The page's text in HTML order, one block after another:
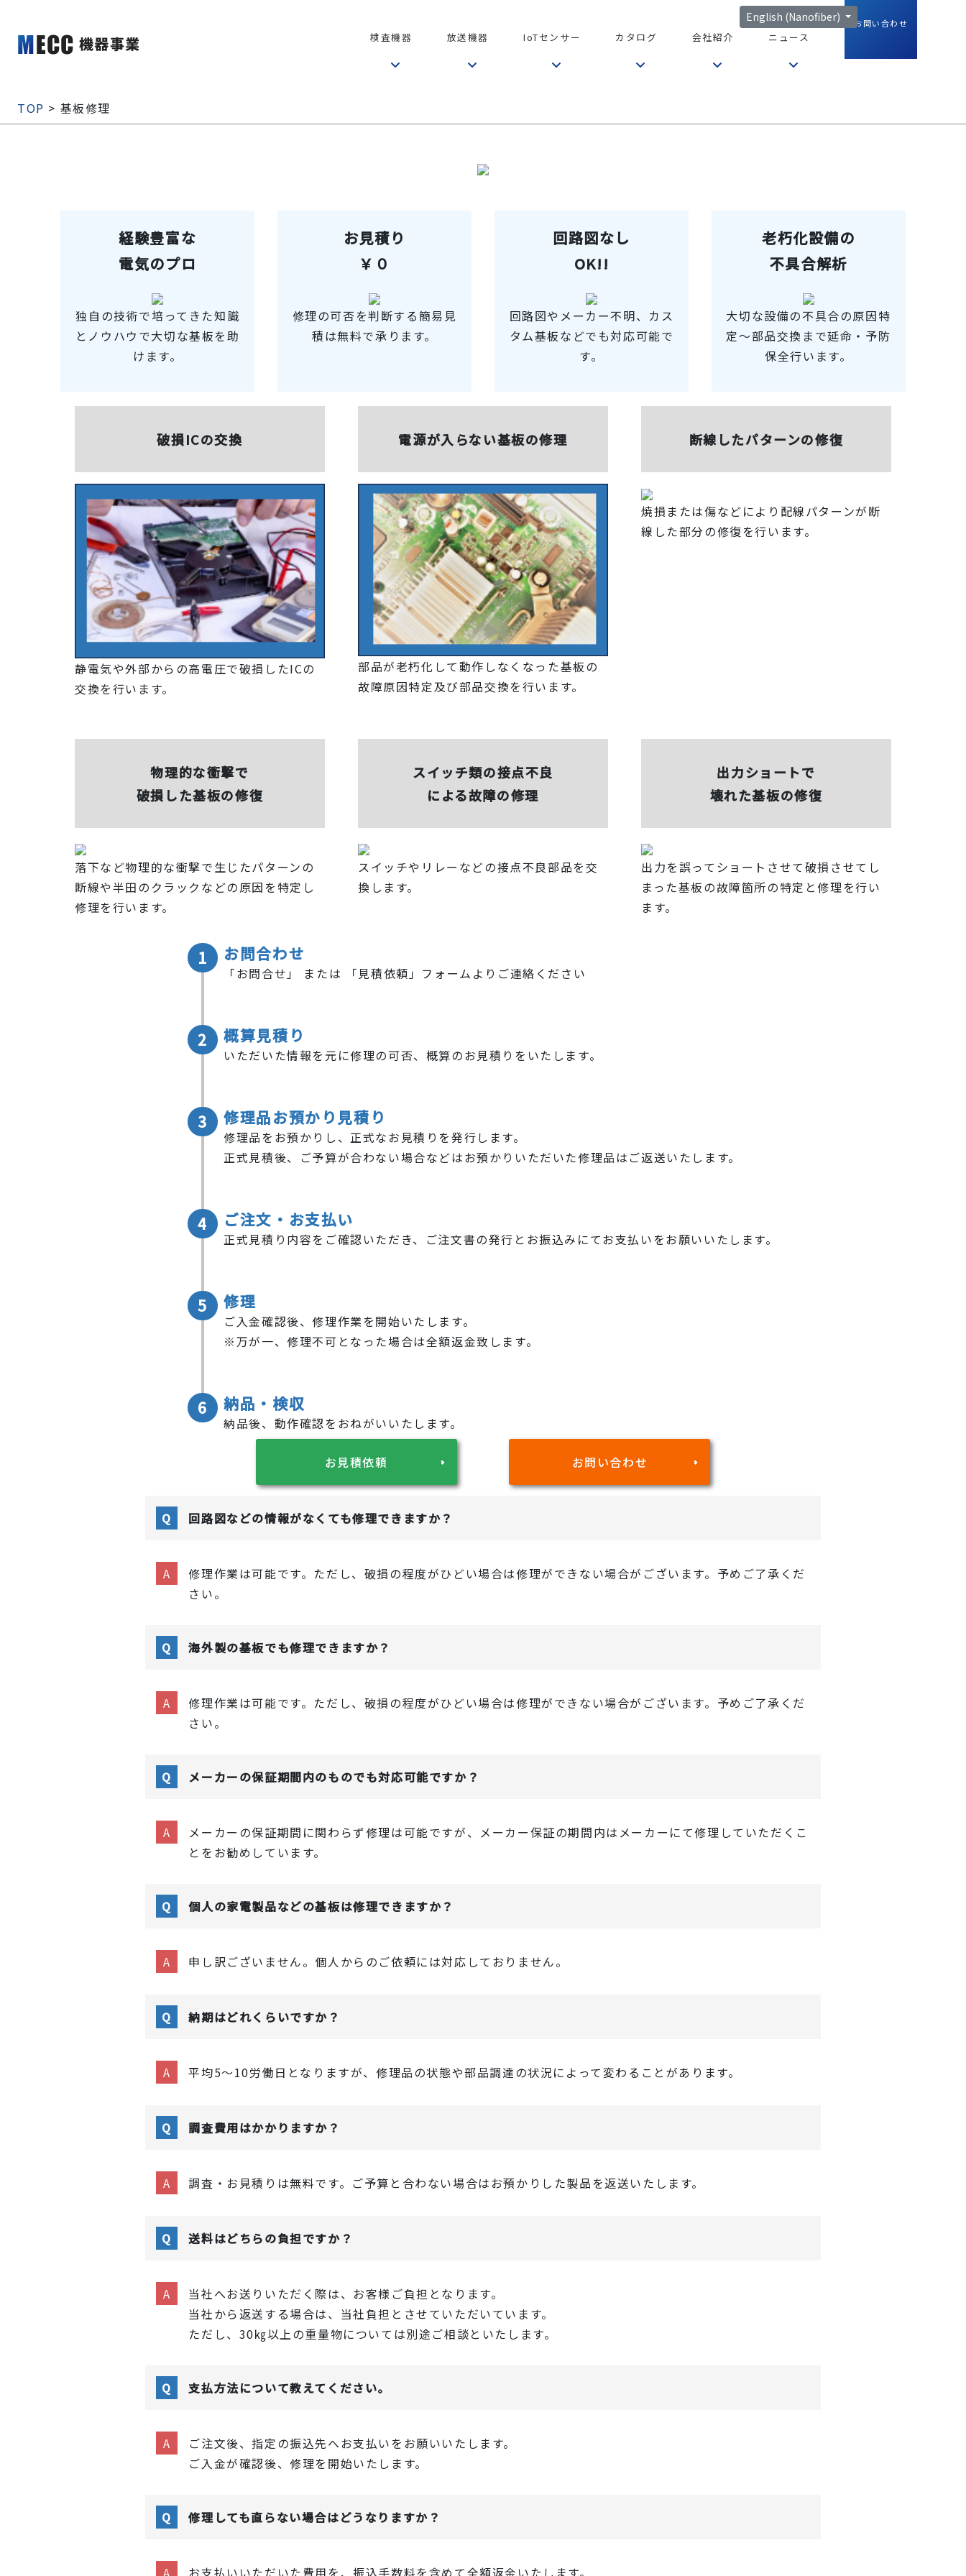
検査機器 放送機器 IoTセンサー カタログ 会社紹介 ニュース
お問い合わせ
English (Nanofiber)
TOP > 基板修理
経験豊富な
電気のプロ
独自の技術で培ってきた知識
とノウハウで大切な基板を助
けます。
お見積り
￥０
修理の可否を判断する簡易見
積は無料で承ります。
回路図なし
OK!!
回路図やメーカー不明、カス
タム基板などでも対応可能で
す。
老朽化設備の
不具合解析
大切な設備の不具合の原因特
定〜部品交換まで延命・予防
保全行います。
破損ICの交換
静電気や外部からの高電圧で破損したICの
交換を行います。
電源が入らない基板の修理
部品が老朽化して動作しなくなった基板の
故障原因特定及び部品交換を行います。
断線したパターンの修復
焼損または傷などにより配線パターンが断
線した部分の修復を行います。
物理的な衝撃で
破損した基板の修復
落下など物理的な衝撃で生じたパターンの
断線や半田のクラックなどの原因を特定し
修理を行います。
スイッチ類の接点不良
による故障の修理
スイッチやリレーなどの接点不良部品を交
換します。
出力ショートで
壊れた基板の修復
出力を誤ってショートさせて破損させてし
まった基板の故障箇所の特定と修理を行い
ます。
1 お問合わせ
「お問合せ」 または 「見積依頼」フォームよりご連絡ください
2 概算見積り
いただいた情報を元に修理の可否、概算のお見積りをいたします。
3 修理品お預かり見積り
修理品をお預かりし、正式なお見積りを発行します。
正式見積後、ご予算が合わない場合などはお預かりいただいた修理品はご返送いたします。
4 ご注文・お支払い
正式見積り内容をご確認いただき、ご注文書の発行とお振込みにてお支払いをお願いいたします。
5 修理
ご入金確認後、修理作業を開始いたします。
※万が一、修理不可となった場合は全額返金致します。
6 納品・検収
納品後、動作確認をおねがいいたします。
お見積依頼 お問い合わせ
回路図などの情報がなくても修理できますか？
修理作業は可能です。ただし、破損の程度がひどい場合は修理ができない場合がございます。予めご了承くだ
さい。
海外製の基板でも修理できますか？
修理作業は可能です。ただし、破損の程度がひどい場合は修理ができない場合がございます。予めご了承くだ
さい。
メーカーの保証期間内のものでも対応可能ですか？
メーカーの保証期間に関わらず修理は可能ですが、メーカー保証の期間内はメーカーにて修理していただくこ
とをお勧めしています。
個人の家電製品などの基板は修理できますか？
申し訳ございません。個人からのご依頼には対応しておりません。
納期はどれくらいですか？
平均5～10労働日となりますが、修理品の状態や部品調達の状況によって変わることがあります。
調査費用はかかりますか？
調査・お見積りは無料です。ご予算と合わない場合はお預かりした製品を返送いたします。
送料はどちらの負担ですか？
当社へお送りいただく際は、お客様ご負担となります。
当社から返送する場合は、当社負担とさせていただいています。
ただし、30㎏以上の重量物については別途ご相談といたします。
支払方法について教えてください。
ご注文後、指定の振込先へお支払いをお願いいたします。
ご入金が確認後、修理を開始いたします。
修理しても直らない場合はどうなりますか？
お支払いいただいた費用を、振込手数料を含めて全額返金いたします。